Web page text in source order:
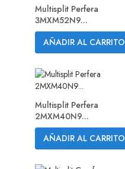
Multisplit Perfera
3MXM52N9...
AÑADIR AL CARRITO
Multisplit Perfera
2MXM40N9...
AÑADIR AL CARRITO